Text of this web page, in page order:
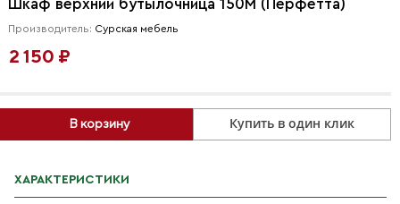
Шкаф верхний бутылочница 150М (Перфетта)
Производитель: Сурская мебель
2 150 ₽
В корзину Купить в один клик
ХАРАКТЕРИСТИКИ